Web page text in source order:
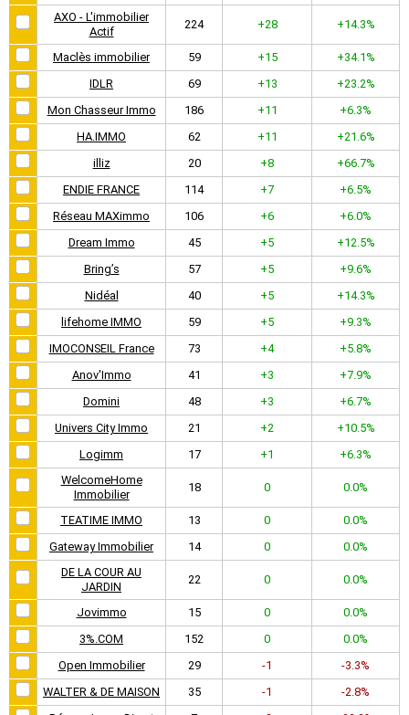
AXO - L'immobilier
Actif
224 +28 +14.3%
Maclès immobilier 59 +15
+34.1%
IDLR
69 +13
+23.2%
Mon Chasseur Immo
186 +11
+6.3%
HA.IMMO
62 +11
+21.6%
illiz
20 +8
+66.7%
ENDIE FRANCE
114 +7
+6.5%
Réseau MAXimmo
106 +6
+6.0%
Dream Immo
45 +5
+12.5%
Bring’s
57 +5
+9.6%
Nidéal
40 +5
+14.3%
lifehome IMMO
59 +5
+9.3%
IMOCONSEIL France
73 +4
+5.8%
Anov'Immo
41 +3
+7.9%
Domini
48 +3
+6.7%
Univers City Immo
21 +2
+10.5%
Logimm
17 +1
+6.3%
WelcomeHome
Immobilier
18 0 0.0%
TEATIME IMMO 13 0
0.0%
Gateway Immobilier
14 0
0.0%
DE LA COUR AU
JARDIN
22 0 0.0%
Jovimmo 15 0
0.0%
3%.COM
152 0
0.0%
Open Immobilier
29 -1
-3.3%
WALTER & DE MAISON
35 -1
-2.8%